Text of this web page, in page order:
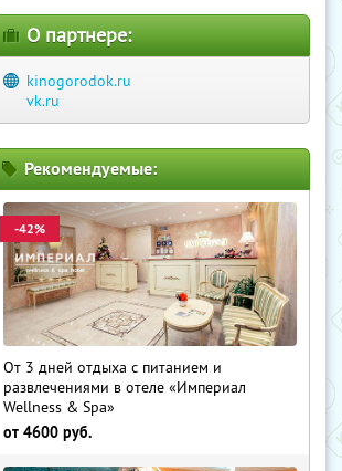
О партнере:
kinogorodok.ru
vk.ru
Рекомендуемые:
-42%
От 3 дней отдыха с питанием и
развлечениями в отеле «Империал
Wellness & Spa»
от 4600 руб.